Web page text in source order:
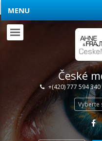
České
+(420) 777 594 340
Vyberte